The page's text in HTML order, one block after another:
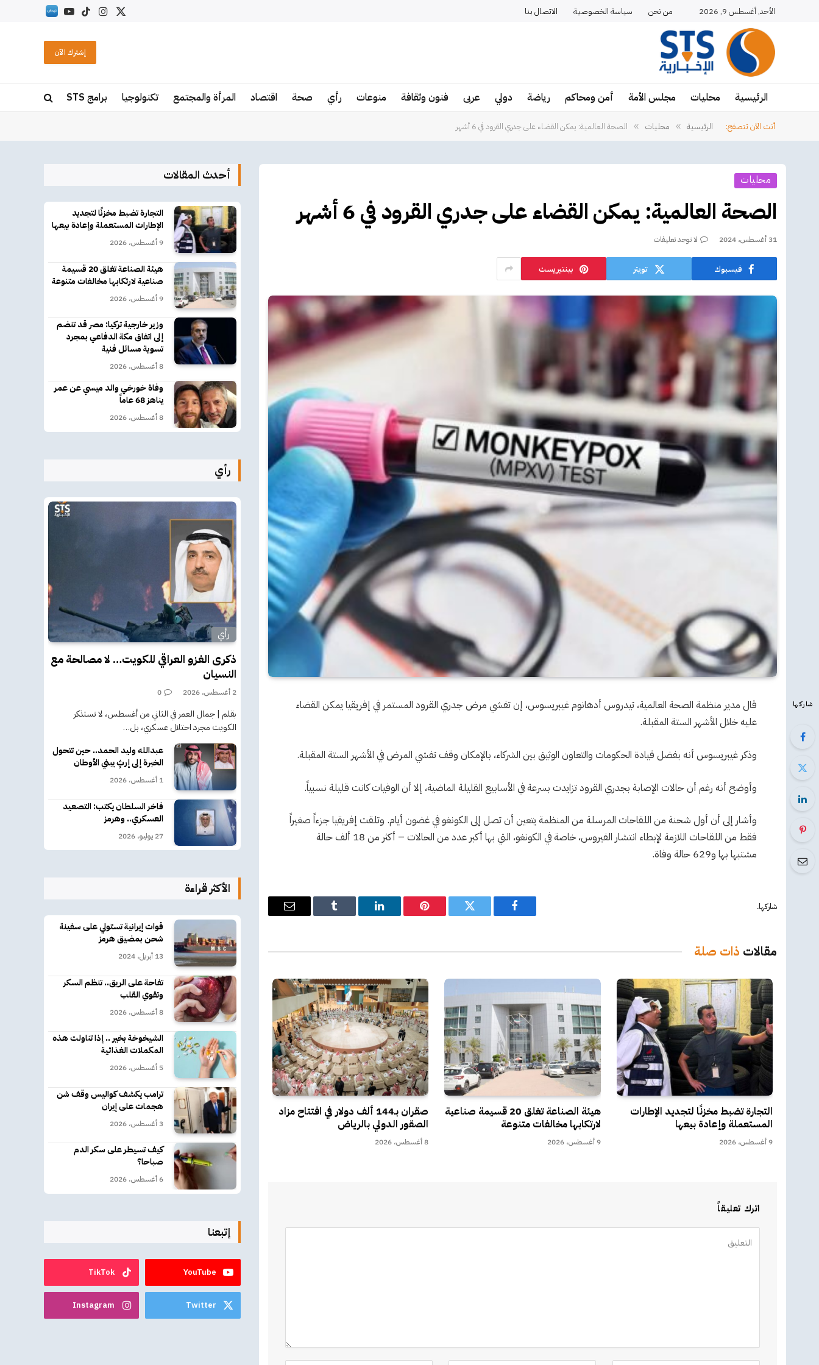
الأحد, أغسطس 9, 2026 من نحن سياسة الخصوصية الاتصال بنا
X
الانستغرام
تيكتوكيوتيوب
RSS
إشترك الآن
الرئيسية محليات مجلس الأمة أمن ومحاكم رياضة دولي عربى فنون وثقافة منوعات رأي صحة اقتصاد المرأة والمجتمع تكنولوجيا برامج STS
أنت الآن تتصفح: الرئيسية » محليات » الصحة العالمية: يمكن القضاء على جدري القرود في 6 أشهر
محليات
الصحة العالمية: يمكن القضاء على جدري القرود في 6 أشهر
31 أغسطس، 2024 لا توجد تعليقات
فيسبوك تويتر بينتيريست
شاركها
قال مدير منظمة الصحة العالمية، تيدروس أدهانوم غيبريسوس، إن تفشي مرض جدري القرود المستمر في إفريقيا يمكن القضاء
عليه خلال الأشهر الستة المقبلة.
وذكر غيبريسوس أنه بفضل قيادة الحكومات والتعاون الوثيق بين الشركاء، بالإمكان وقف تفشي المرض في الأشهر الستة المقبلة.
وأوضح أنه رغم أن حالات الإصابة بجدري القرود تزايدت بسرعة في الأسابيع القليلة الماضية، إلا أن الوفيات كانت قليلة نسبياً.
وأشار إلى أن أول شحنة من اللقاحات المرسلة من المنظمة يتعين أن تصل إلى الكونغو في غضون أيام. وتلقت إفريقيا جزءاً صغيراً
فقط من اللقاحات اللازمة لإبطاء انتشار الفيروس، خاصة في الكونغو، التي بها أكبر عدد من الحالات – أكثر من 18 ألف حالة
مشتبها بها و629 حالة وفاة.
شاركها.
فيسبوك تويتر بينتيريستلينكدإن Tumblr
البريد
مقالات ذات صلة
التجارة تضبط مخزنًا لتجديد الإطارات
المستعملة وإعادة بيعها
9 أغسطس، 2026
هيئة الصناعة تغلق 20 قسيمة صناعية
لارتكابها مخالفات متنوعة
9 أغسطس، 2026
صقران بـ144 ألف دولار في افتتاح مزاد
الصقور الدولي بالرياض
8 أغسطس، 2026
اترك تعليقاً
أحدث المقالات
التجارة تضبط مخزنًا لتجديد
الإطارات المستعملة وإعادة بيعها
9 أغسطس، 2026
هيئة الصناعة تغلق 20 قسيمة
صناعية لارتكابها مخالفات متنوعة
9 أغسطس، 2026
وزير خارجية تركيا: مصر قد تنضم
إلى اتفاق مكة الدفاعي بمجرد
تسوية مسائل فنية
8 أغسطس، 2026
وفاة خورخي والد ميسي عن عمر
يناهز 68 عاماً
8 أغسطس، 2026
رأي
رأي
ذكرى الغزو العراقي للكويت… لا مصالحة مع
النسيان
2 أغسطس، 2026 0
بقلم | جمال العمر في الثاني من أغسطس، لا تستذكر
الكويت مجرد احتلال عسكري، بل…
عبدالله وليد الحمد.. حين تتحول
الخبرة إلى إرثٍ يبني الأوطان
1 أغسطس، 2026
فاخر السلطان يكتب: التصعيد
العسكري.. وهرمز
27 يوليو، 2026
الأكثر قراءة
قوات إيرانية تستولي على سفينة
شحن بمضيق هرمز
13 أبريل، 2024
تفاحة على الريق.. تنظم السكر
وتقوي القلب
8 أغسطس، 2026
الشيخوخة بخير .. إذا تناولت هذه
المكملات الغذائية
5 أغسطس، 2026
ترامب يكشف كواليس وقف شن
هجمات على إيران
3 أغسطس، 2026
كيف تسيطر على سكر الدم
صباحا؟
6 أغسطس، 2026
إتبعنا
YouTube
TikTok
Twitter
Instagram